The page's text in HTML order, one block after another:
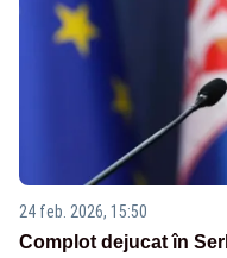
24 feb. 2026, 15:50
Complot dejucat în